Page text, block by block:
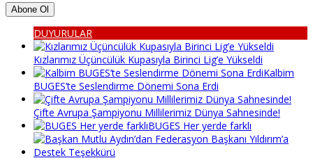
DUYURULAR
Kızlarımız Üçüncülük Kupasıyla Birinci Lig’e Yükseldi
Kalbim
BUGES’te Seslendirme Dönemi Sona Erdi
Çifte Avrupa Şampiyonu Millilerimiz Dünya Sahnesinde!
BUGES Her yerde farklı